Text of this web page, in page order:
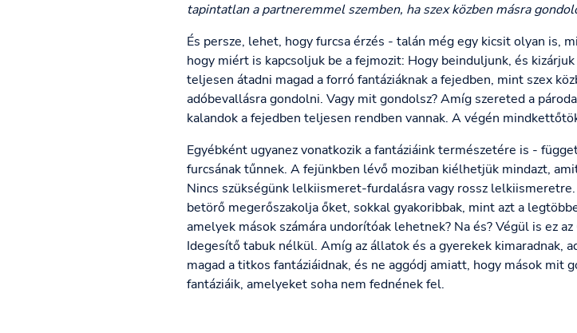
tapintatlan a partneremmel szemben, ha szex közben másra
És persze, lehet, hogy furcsa érzés - talán még egy kicsit olyan is,
hogy miért is kapcsoljuk be a fejmozit: Hogy beinduljunk, és
teljesen átadni magad a forró fantáziáknak a fejedben, mint szex
adóbevallásra gondolni. Vagy mit gondolsz? Amíg szereted a
kalandok a fejedben teljesen rendben vannak. A végén
Egyébként ugyanez vonatkozik a fantáziáink természetére is -
furcsának tűnnek. A fejünkben lévő moziban kiélhetjük mindazt,
Nincs szükségünk lelkiismeret-furdalásra vagy rossz
betörő megerőszakolja őket, sokkal gyakoribbak, mint azt a
amelyek mások számára undorítóak lehetnek? Na és? Végül is ez
Idegesítő tabuk nélkül. Amíg az állatok és a gyerekek kimaradnak,
magad a titkos fantáziáidnak, és ne aggódj amiatt, hogy mások mit
fantáziáik, amelyeket soha nem fednének fel.